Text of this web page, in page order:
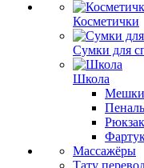
Косметички
Сумки для
Школа
Мешки
Массажёры
Тату